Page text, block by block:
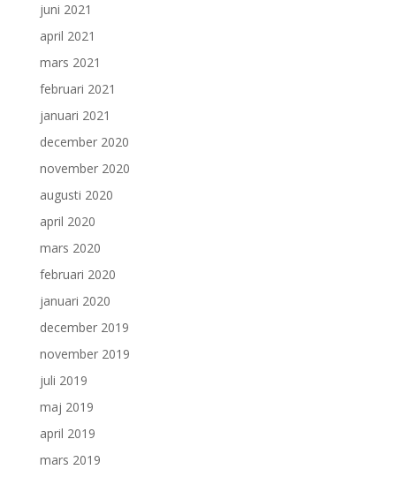
juni 2021
april 2021
mars 2021
februari 2021
januari 2021
december 2020
november 2020
augusti 2020
april 2020
mars 2020
februari 2020
januari 2020
december 2019
november 2019
juli 2019
maj 2019
april 2019
mars 2019